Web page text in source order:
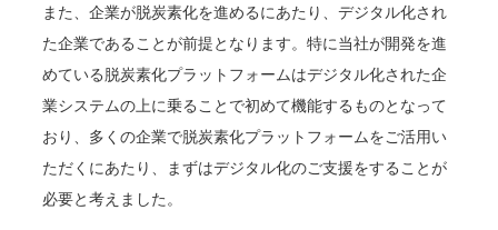
また、企業が脱炭素化を進めるにあたり、デジタル化され
た企業であることが前提となります。特に当社が開発を進
めている脱炭素化プラットフォームはデジタル化された企
業システムの上に乗ることで初めて機能するものとなって
おり、多くの企業で脱炭素化プラットフォームをご活用い
ただくにあたり、まずはデジタル化のご支援をすることが
必要と考えました。